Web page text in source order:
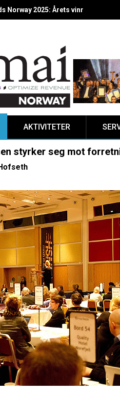
Norway 2025: Årets vinnere kåret
AKTIVITETER
styrker seg mot